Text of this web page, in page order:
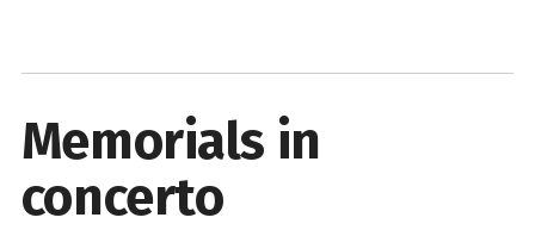
Memorials in
concerto